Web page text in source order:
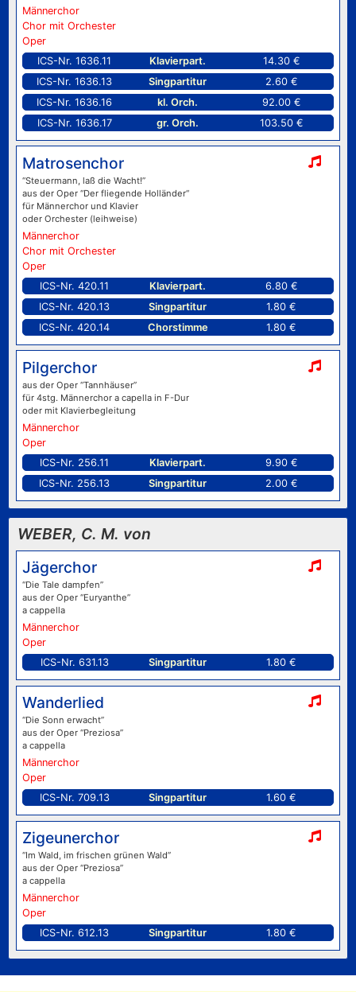
Männerchor
Chor mit Orchester
Oper
ICS-Nr. 1636.11
Klavierpart.
14.30 €
ICS-Nr. 1636.13
Singpartitur
2.60 €
ICS-Nr. 1636.16
kl. Orch.
92.00 €
ICS-Nr. 1636.17
gr. Orch. 103.50 €
Matrosenchor
“Steuermann, laß die Wacht!”
aus der Oper “Der fliegende Holländer“
für Männerchor und Klavier
oder Orchester (leihweise)
Männerchor
Chor mit Orchester
Oper
ICS-Nr. 420.11
Klavierpart.
6.80 €
ICS-Nr. 420.13
Singpartitur
1.80 €
ICS-Nr. 420.14
Chorstimme 1.80 €
Pilgerchor
aus der Oper “Tannhäuser”
für 4stg. Männerchor a capella in F-Dur
oder mit Klavierbegleitung
Männerchor
Oper
ICS-Nr. 256.11
Klavierpart.
9.90 €
ICS-Nr. 256.13
Singpartitur 2.00 €
WEBER, C. M. von
Jägerchor
“Die Tale dampfen”
aus der Oper “Euryanthe”
a cappella
Männerchor
Oper
ICS-Nr. 631.13
Singpartitur 1.80 €
Wanderlied
“Die Sonn erwacht”
aus der Oper “Preziosa”
a cappella
Männerchor
Oper
ICS-Nr. 709.13
Singpartitur 1.60 €
Zigeunerchor
“Im Wald, im frischen grünen Wald”
aus der Oper “Preziosa”
a cappella
Männerchor
Oper
ICS-Nr. 612.13
Singpartitur 1.80 €